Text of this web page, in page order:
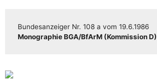
Bun­des­an­zei­ger Nr. 108 a vom 19.6.1986
Mono­gra­phie BGA/​​BfArM (Kom­mis­si­on D)